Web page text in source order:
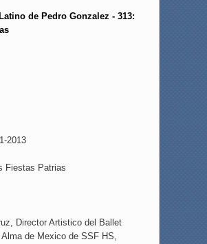
de Pedro Gonzalez - 313:
2013
Fiestas Patrias
Director Artistico del Ballet
Alma de Mexico de SSF HS,